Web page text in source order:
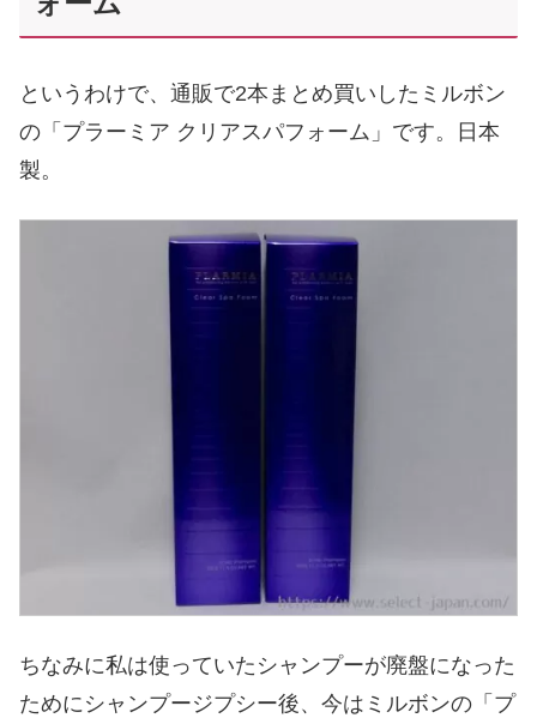
というわけで、通販で2本まとめ買いしたミルボン
の「プラーミア クリアスパフォーム」です。日本
製。
ちなみに私は使っていたシャンプーが廃盤になった
ためにシャンプージプシー後、今はミルボンの「プ